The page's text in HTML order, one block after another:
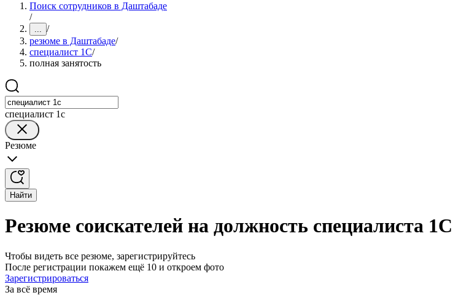
Поиск сотрудников в Даштабаде
/
... /
резюме в Даштабаде/
специалист 1С/
полная занятость
специалист 1с
Резюме
Найти
Резюме соискателей на должность специалиста
Чтобы видеть все резюме, зарегистрируйтесь
После регистрации покажем ещё 10 и откроем фото
Зарегистрироваться
За всё время